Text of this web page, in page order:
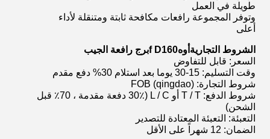
طويلة في العمل
وتوفر المجموعة رافعات مكافحة ثابتة ومتنقلة لأداء
أعلى
الشروط التجارية أوهf D160برج رافعة الجيب
السعر: قابل للتفاوض
وقت التسليم: 15-30 يوما بعد استلام 30% دفع مقدم
شروط التجارة: FOB (qingdao)
شروط الدفع: T / T أو L / C (30٪ دفعة مقدمة ، 70٪ قبل
الشحن)
التعبئة: التعبئة المعتادة للتصدير
الضمان: 12 شهراً على الأقل